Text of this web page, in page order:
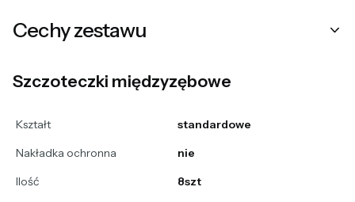
Cechy zestawu
Szczoteczki międzyzębowe
Kształt
standardowe
Nakładka ochronna
nie
Ilość
8szt